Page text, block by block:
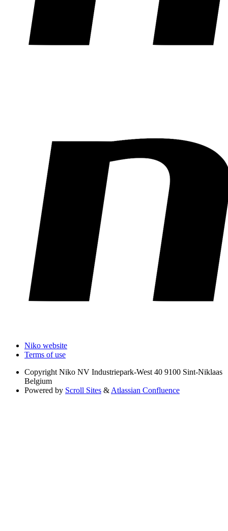
Niko website
Terms of use
Copyright Niko NV Industriepark-West 40 9100 Sint-Niklaas
Belgium
Powered by Scroll Sites & Atlassian Confluence